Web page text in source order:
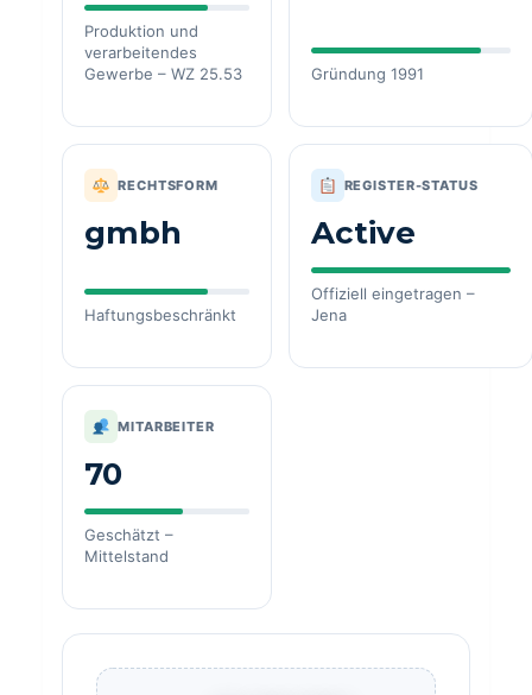
Produktion und
verarbeitendes
Gewerbe – WZ 25.53
Gründung 1991
RECHTSFORM
gmbh
Haftungsbeschränkt
REGISTER-STATUS
Active
Offiziell eingetragen –
Jena
MITARBEITER
70
Geschätzt –
Mittelstand